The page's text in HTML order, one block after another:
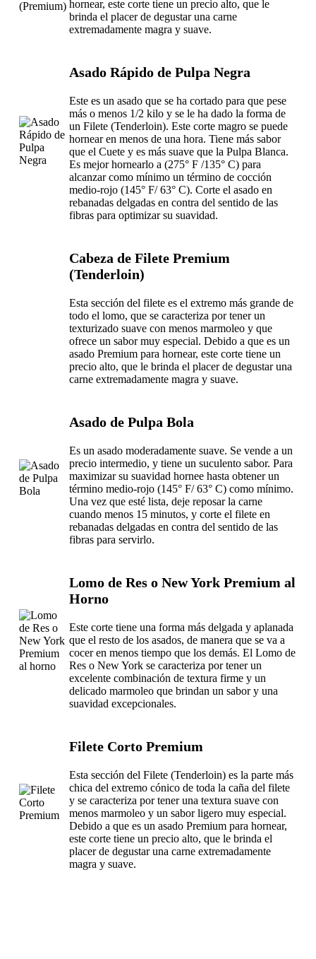
hornear, este corte tiene un precio alto, que le
brinda el placer de degustar una carne
extremadamente magra y suave.
Asado Rápido de Pulpa Negra
Este es un asado que se ha cortado para que pese
más o menos 1/2 kilo y se le ha dado la forma de
un Filete (Tenderloin). Este corte magro se puede
hornear en menos de una hora. Tiene más sabor
que el Cuete y es más suave que la Pulpa Blanca.
Es mejor hornearlo a (275° F /135° C) para
alcanzar como mínimo un término de cocción
medio-rojo (145° F/ 63° C). Corte el asado en
rebanadas delgadas en contra del sentido de las
fibras para optimizar su suavidad.
Cabeza de Filete Premium
(Tenderloin)
Esta sección del filete es el extremo más grande de
todo el lomo, que se caracteriza por tener un
texturizado suave con menos marmoleo y que
ofrece un sabor muy especial. Debido a que es un
asado Premium para hornear, este corte tiene un
precio alto, que le brinda el placer de degustar una
carne extremadamente magra y suave.
Asado de Pulpa Bola
Es un asado moderadamente suave. Se vende a un
precio intermedio, y tiene un suculento sabor. Para
maximizar su suavidad hornee hasta obtener un
término medio-rojo (145° F/ 63° C) como mínimo.
Una vez que esté lista, deje reposar la carne
cuando menos 15 minutos, y corte el filete en
rebanadas delgadas en contra del sentido de las
fibras para servirlo.
Lomo de Res o New York Premium al
Horno
Este corte tiene una forma más delgada y aplanada
que el resto de los asados, de manera que se va a
cocer en menos tiempo que los demás. El Lomo de
Res o New York se caracteriza por tener un
excelente combinación de textura firme y un
delicado marmoleo que brindan un sabor y una
suavidad excepcionales.
Filete Corto Premium
Esta sección del Filete (Tenderloin) es la parte más
chica del extremo cónico de toda la caña del filete
y se caracteriza por tener una textura suave con
menos marmoleo y un sabor ligero muy especial.
Debido a que es un asado Premium para hornear,
este corte tiene un precio alto, que le brinda el
placer de degustar una carne extremadamente
magra y suave.